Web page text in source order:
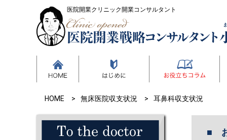
医院開業クリニック開業コンサルタント
HOME 無床医院収支状況 耳鼻科収支状況